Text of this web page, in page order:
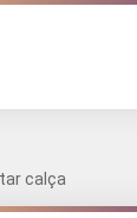
calça